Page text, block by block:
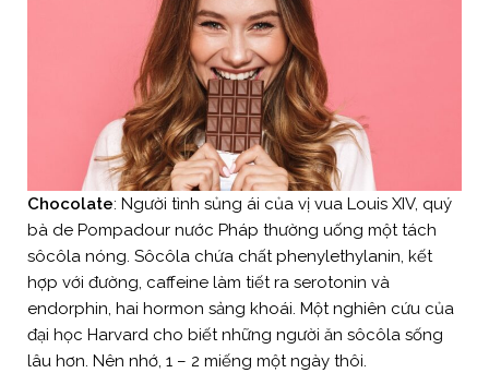
Chocolate: Người tình sủng ái của vị vua Louis XIV, quý
bà de Pompadour nước Pháp thường uống một tách
sôcôla nóng. Sôcôla chứa chất phenylethylanin, kết
hợp với đường, caffeine làm tiết ra serotonin và
endorphin, hai hormon sảng khoái. Một nghiên cứu của
đại học Harvard cho biết những người ăn sôcôla sống
lâu hơn. Nên nhớ, 1 – 2 miếng một ngày thôi.